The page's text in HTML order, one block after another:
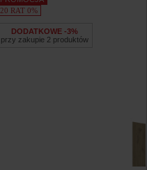
20 RAT 0%
DODATKOWE -3%
przy zakupie 2 produktów